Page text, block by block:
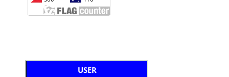
USER